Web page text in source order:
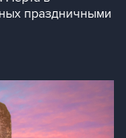
праздничными